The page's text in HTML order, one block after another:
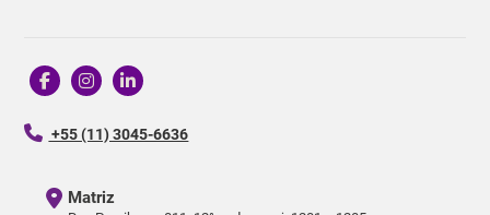
+55 (11) 3045-6636
Matriz